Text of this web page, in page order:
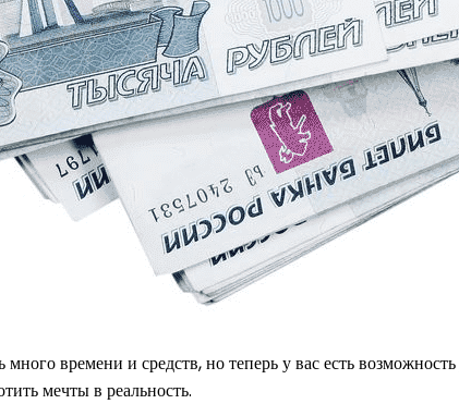
много времени и средств, но теперь у вас есть возможность
мечты в реальность.